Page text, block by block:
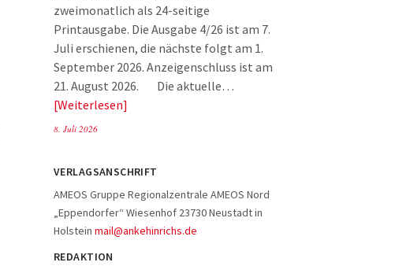
zweimonatlich als 24-seitige
Printausgabe. Die Ausgabe 4/26 ist am 7.
Juli erschienen, die nächste folgt am 1.
September 2026. Anzeigenschluss ist am
21. August 2026. Die aktuelle…
Weiterlesen
8. Juli 2026
VERLAGSANSCHRIFT
AMEOS Gruppe Regionalzentrale AMEOS Nord
„Eppendorfer“ Wiesenhof 23730 Neustadt in
Holstein mail@ankehinrichs.de
REDAKTION